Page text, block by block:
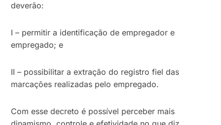
deverão:
I – permitir a identificação de empregador e
empregado; e
II – possibilitar a extração do registro fiel das
marcações realizadas pelo empregado.
Com esse decreto é possível perceber mais